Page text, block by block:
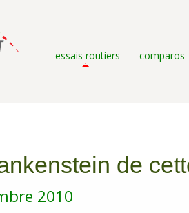
essais routiers comparos
de
2010